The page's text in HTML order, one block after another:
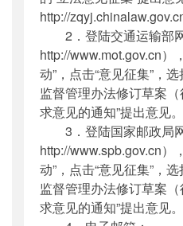
http://
2．登陆交通运输部网
http://www.mot.gov.cn）
动”，点击“意见征集”，
监督管理办法修订草案
求意见的通知”提出意见。
3．登陆国家邮政局网
http://www.spb.gov.cn）
动”，点击“意见征集”，
监督管理办法修订草案
求意见的通知”提出意见。